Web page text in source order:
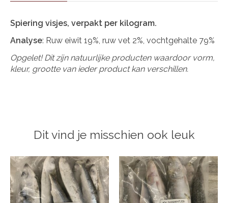
Spiering visjes, verpakt per kilogram.
Analyse: Ruw eiwit 19%, ruw vet 2%, vochtgehalte 79%
Opgelet! Dit zijn natuurlijke producten waardoor vorm,
kleur, grootte van ieder product kan verschillen.
Dit vind je misschien ook leuk
Items van productcarrousel